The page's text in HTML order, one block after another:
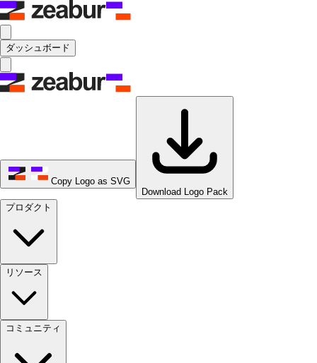
ダッシュボード
Copy Logo as SVG
Download Logo Pack
プロダクト
リソース
コミュニティ